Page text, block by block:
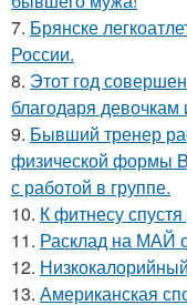
7. Брянске
России.
8. Этот год
благодаря
9. Бывший тренер
физической формы
с работой в группе.
10. К фитнесу
11. Расклад на МАЙ
12.
13. Американская